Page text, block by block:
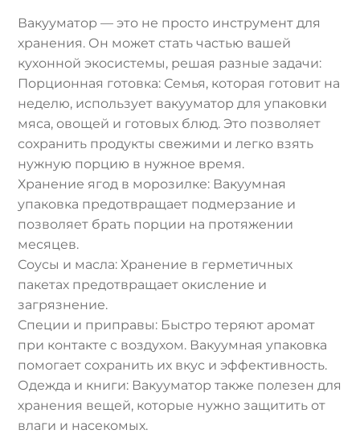
Вакууматор — это не просто инструмент для
хранения. Он может стать частью вашей
кухонной экосистемы, решая разные задачи:
Порционная готовка: Семья, которая готовит на
неделю, использует вакууматор для упаковки
мяса, овощей и готовых блюд. Это позволяет
сохранить продукты свежими и легко взять
нужную порцию в нужное время.
Хранение ягод в морозилке: Вакуумная
упаковка предотвращает подмерзание и
позволяет брать порции на протяжении
месяцев.
Соусы и масла: Хранение в герметичных
пакетах предотвращает окисление и
загрязнение.
Специи и приправы: Быстро теряют аромат
при контакте с воздухом. Вакуумная упаковка
помогает сохранить их вкус и эффективность.
Одежда и книги: Вакууматор также полезен для
хранения вещей, которые нужно защитить от
влаги и насекомых.